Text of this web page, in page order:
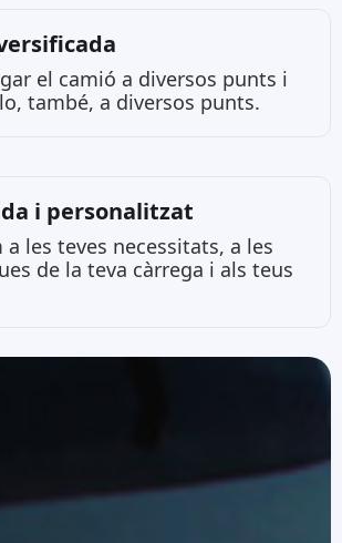
el camió a diversos punts i
també, a diversos punts.
i personalitzat
a les teves necessitats, a les
de la teva càrrega i als teus